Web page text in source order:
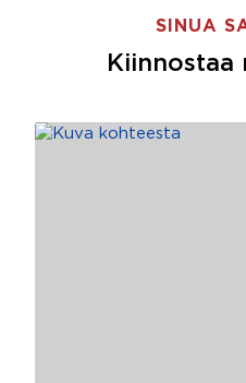
SINUA
Kiinnostaa